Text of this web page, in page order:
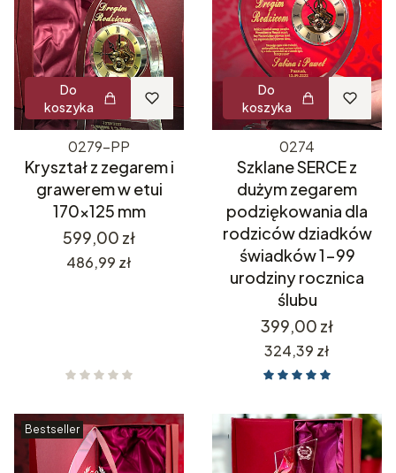
Do
koszyka
0279-PP
Kryształ z zegarem i
grawerem w etui
170x125 mm
Cena
599,00 zł
Cena
486,99 zł
Do
koszyka
0274
Szklane SERCE z
dużym zegarem
podziękowania dla
rodziców dziadków
świadków 1-99
urodziny rocznica
ślubu
Cena
399,00 zł
Cena
324,39 zł
Bestseller